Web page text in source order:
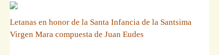
Letanas en honor de la Santa Infancia de la Santsima
Virgen Mara compuesta de Juan Eudes